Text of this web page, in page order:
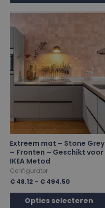
Extreem mat – Stone Grey
– Fronten – Geschikt voor
IKEA Metod
Configurator
€ 48.12 - € 494.50
Opties selecteren